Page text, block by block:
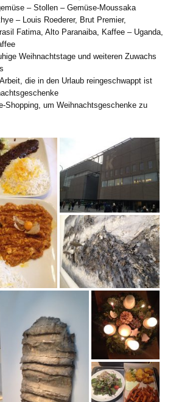
– Stollen – Gemüse-Moussaka
– Louis Roederer, Brut Premier,
Fatima, Alto Paranaiba, Kaffee – Uganda,
Weihnachtstage und weiteren Zuwachs
die in den Urlaub reingeschwappt ist
Shopping, um Weihnachtsgeschenke zu